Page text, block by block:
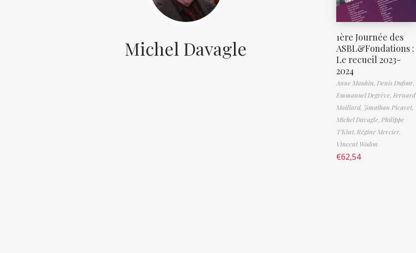
Michel Davagle
1ère Journée des
ASBL&Fondations :
Le recueil 2023-
2024
Anne Mauhin, Denis Dufour,
Emmanuel Degrève, Fernard
Maillard, Jonathan Picavet,
Michel Davagle, Philippe
T'Kint, Régine Mercier,
Vincent Wodon
€62,54